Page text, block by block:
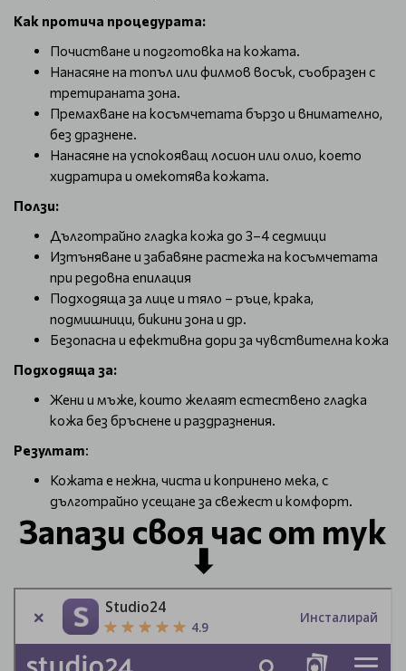
Как протича процедурата:
Почистване и подготовка на кожата.
Нанасяне на топъл или филмов восък, съобразен с
третираната зона.
Премахване на косъмчетата бързо и внимателно,
без дразнене.
Нанасяне на успокояващ лосион или олио, което
хидратира и омекотява кожата.
Ползи:
Дълготрайно гладка кожа до 3–4 седмици
Изтъняване и забавяне растежа на косъмчетата
при редовна епилация
Подходяща за лице и тяло – ръце, крака,
подмишници, бикини зона и др.
Безопасна и ефективна дори за чувствителна кожа
Подходяща за:
Жени и мъже, които желаят естествено гладка
кожа без бръснене и раздразнения.
Резултат:
Кожата е нежна, чиста и копринено мека, с
дълготрайно усещане за свежест и комфорт.
Запази своя час от тук
⬇